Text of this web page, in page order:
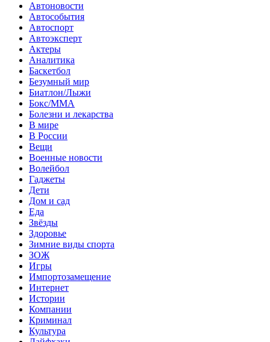
Автоновости
Автособытия
Автоспорт
Автоэксперт
Актеры
Аналитика
Баскетбол
Безумный мир
Биатлон/Лыжи
Бокс/MMA
Болезни и лекарства
В мире
В России
Вещи
Военные новости
Волейбол
Гаджеты
Дети
Дом и сад
Еда
Звёзды
Здоровье
Зимние виды спорта
ЗОЖ
Игры
Импортозамещение
Интернет
Истории
Компании
Криминал
Культура